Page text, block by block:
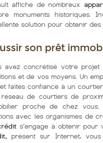
affiche de nombreux
monuments historiques.
solution pour obtenir des
son prêt
avez concrétisé votre
et de vos moyens. Un
faites confiance à un
de courtiers de
proche de chez
avec les organismes de
s’engage à obtenir pour
présent sur Internet, vous